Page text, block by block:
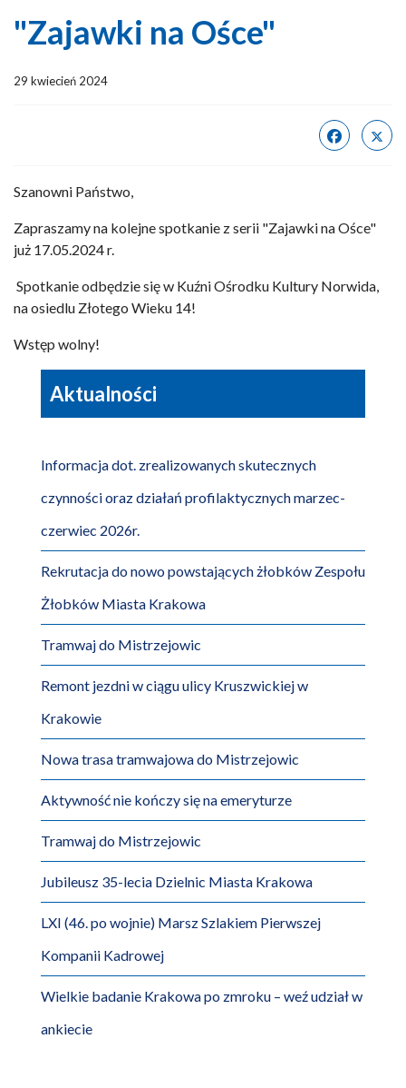
"Zajawki na Ośce"
29 kwiecień 2024
Szanowni Państwo,
Zapraszamy na kolejne spotkanie z serii "Zajawki na Ośce"
już 17.05.2024 r.
Spotkanie odbędzie się w Kuźni Ośrodku Kultury Norwida,
na osiedlu Złotego Wieku 14!
Wstęp wolny!
Aktualności
Informacja dot. zrealizowanych skutecznych
czynności oraz działań profilaktycznych marzec-
czerwiec 2026r.
Rekrutacja do nowo powstających żłobków Zespołu
Żłobków Miasta Krakowa
Tramwaj do Mistrzejowic
Remont jezdni w ciągu ulicy Kruszwickiej w
Krakowie
Nowa trasa tramwajowa do Mistrzejowic
Aktywność nie kończy się na emeryturze
Tramwaj do Mistrzejowic
Jubileusz 35-lecia Dzielnic Miasta Krakowa
LXI (46. po wojnie) Marsz Szlakiem Pierwszej
Kompanii Kadrowej
Wielkie badanie Krakowa po zmroku – weź udział w
ankiecie